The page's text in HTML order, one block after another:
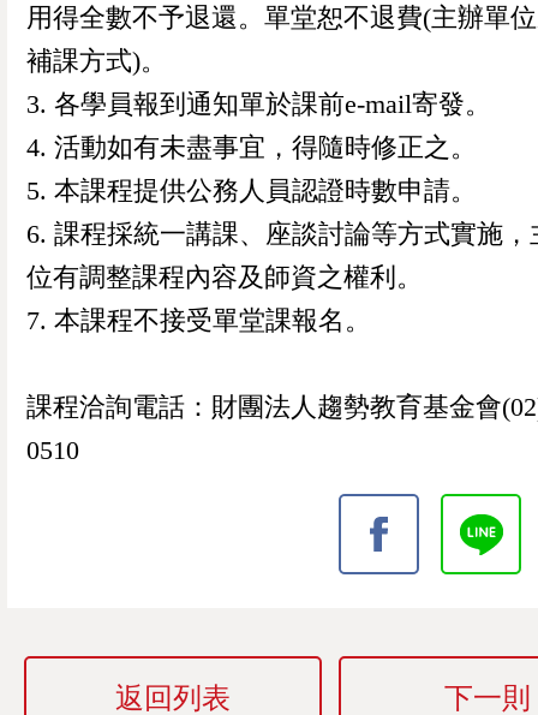
用得全數不予退還。單堂恕不退費(主辦單
補課方式)。
3. 各學員報到通知單於課前e-mail寄發。
4. 活動如有未盡事宜，得隨時修正之。
5. 本課程提供公務人員認證時數申請。
6. 課程採統一講課、座談討論等方式實施，
位有調整課程內容及師資之權利。
7. 本課程不接受單堂課報名。
課程洽詢電話：財團法人趨勢教育基金會
0510
返回列表 下一則